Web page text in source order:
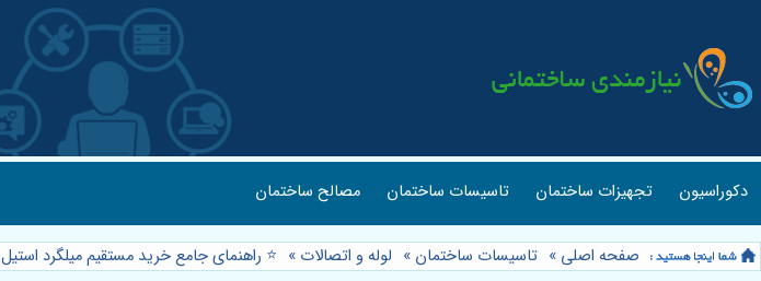
دکوراسیون تجهیزات ساختمان تاسیسات ساختمان مصالح ساختمان
صفحه اصلی » تاسیسات ساختمان » لوله و اتصالات » ⭐️ راهنمای جامع خرید مستقیم میلگرد استیل 304 از استیل راشا 🏗️